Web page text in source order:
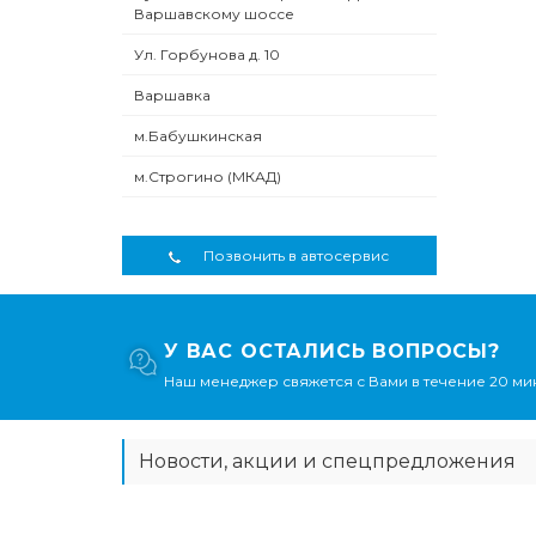
Варшавскому шоссе
Ул. Горбунова д. 10
Варшавка
м.Бабушкинская
м.Строгино (МКАД)
Позвонить в автосервис
У ВАС ОСТАЛИСЬ ВОПРОСЫ?
Наш менеджер свяжется с Вами в течение 20
Новости, акции и спецпредложения